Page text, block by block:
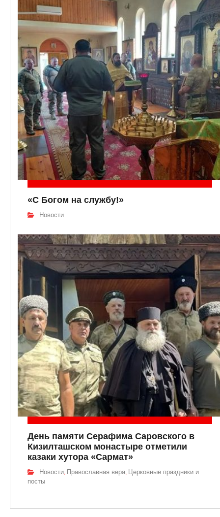
«С Богом на службу!»
Новости
День памяти Серафима Саровского в
Кизилташском монастыре отметили
казаки хутора «Сармат»
Новости Православная вера Церковные праздники и
посты